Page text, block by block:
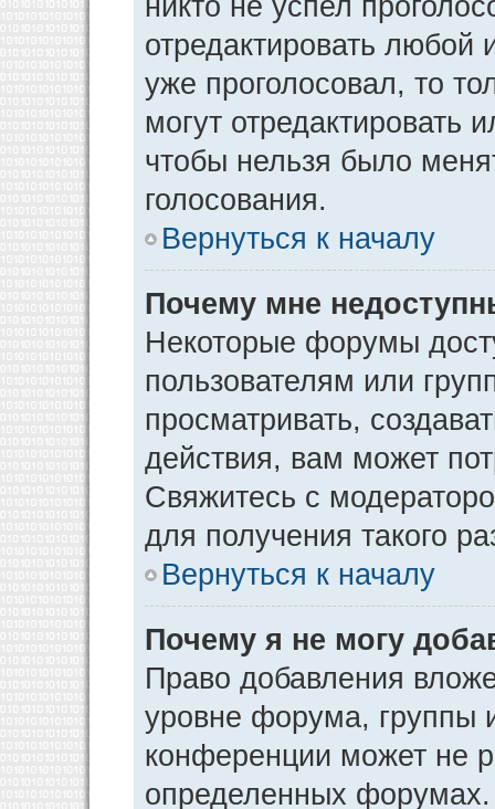
никто не успел
отредактировать любой
уже проголосовал, то
могут отредактировать
чтобы нельзя было
голосования.
Вернуться к началу
Почему мне
Некоторые форумы
пользователям или
просматривать,
действия, вам может
Свяжитесь с
для получения такого
Вернуться к началу
Почему я не могу
Право добавления
уровне форума, группы
конференции может не
определенных